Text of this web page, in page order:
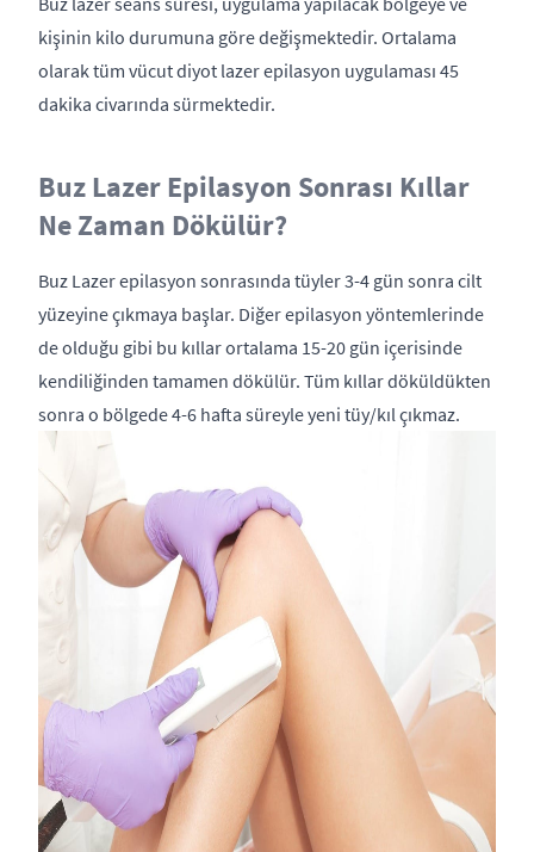
kişinin kilo durumuna göre değişmektedir. Ortalama
olarak tüm vücut diyot lazer epilasyon uygulaması 45
dakika civarında sürmektedir.
Buz Lazer Epilasyon Sonrası Kıllar
Ne Zaman Dökülür?
Buz Lazer epilasyon sonrasında tüyler 3-4 gün sonra cilt
yüzeyine çıkmaya başlar. Diğer epilasyon yöntemlerinde
de olduğu gibi bu kıllar ortalama 15-20 gün içerisinde
kendiliğinden tamamen dökülür. Tüm kıllar döküldükten
sonra o bölgede 4-6 hafta süreyle yeni tüy/kıl çıkmaz.